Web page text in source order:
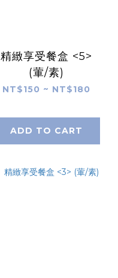
精緻享受餐盒 <5>
(葷/素)
NT$150 ~ NT$180
ADD TO CART